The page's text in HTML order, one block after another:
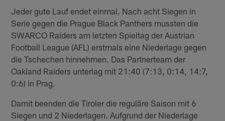
Jeder gute Lauf endet einmal. Nach acht Siegen in
Serie gegen die Prague Black Panthers mussten die
SWARCO Raiders am letzten Spieltag der Austrian
Football League (AFL) erstmals eine Niederlage gegen
die Tschechen hinnehmen. Das Partnerteam der
Oakland Raiders unterlag mit 21:40 (7:13, 0:14, 14:7,
0:6) in Prag.
Damit beenden die Tiroler die reguläre Saison mit 6
Siegen und 2 Niederlagen. Aufgrund der Niederlage